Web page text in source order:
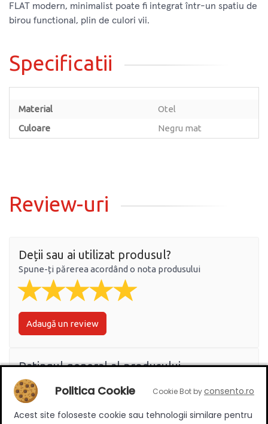
FLAT modern, minimalist poate fi integrat într-un spatiu de
birou functional, plin de culori vii.
Specificatii
Material
Otel
Culoare
Negru mat
Review-uri
Deții sau ai utilizat produsul?
Spune-ți părerea acordând o nota produsului
Adaugă un review
Ratingul general al produsului
Politica Cookie Cookie Bot byconsento.ro
Acest site foloseste cookie sau tehnologii similare pentru